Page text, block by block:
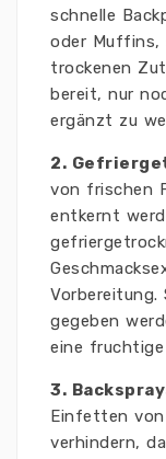
schnelle
oder Muffins,
trockenen
bereit, nur
ergänzt zu
2.
von frischen
entkernt
Vorbereitung.
gegeben
eine
3.
Einfetten von
verhindern,